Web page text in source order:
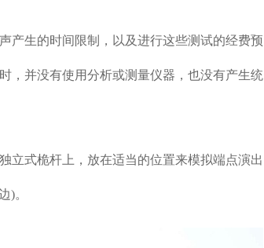
产生的时间限制，以及进行这些测试的经费预
，并没有使用分析或测量仪器，也没有产生统
立式桅杆上，放在适当的位置来模拟端点演出
)。